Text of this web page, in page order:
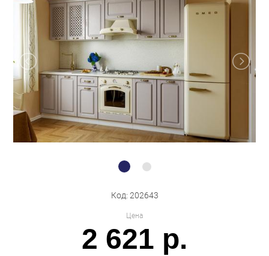
Мебель
Бытовая техника
Обувь для дома и дачи
Акции
Код: 202643
Цена
2 621 р.